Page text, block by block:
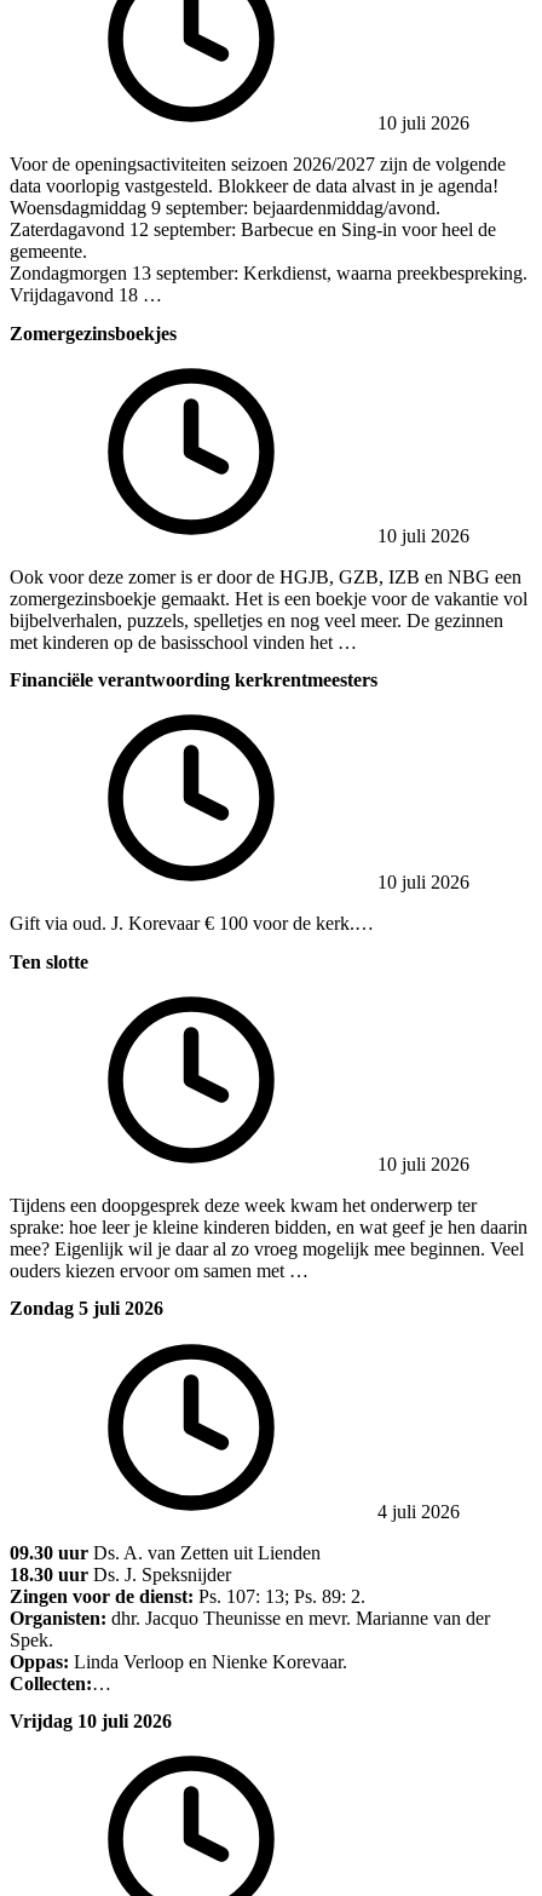
10 juli 2026
Voor de openingsactiviteiten seizoen 2026/2027 zijn de volgende
data voorlopig vastgesteld. Blokkeer de data alvast in je agenda!
Woensdagmiddag 9 september: bejaardenmiddag/avond.
Zaterdagavond 12 september: Barbecue en Sing-in voor heel de
gemeente.
Zondagmorgen 13 september: Kerkdienst, waarna preekbespreking.
Vrijdagavond 18 …
Zomergezinsboekjes
10 juli 2026
Ook voor deze zomer is er door de HGJB, GZB, IZB en NBG een
zomergezinsboekje gemaakt. Het is een boekje voor de vakantie vol
bijbelverhalen, puzzels, spelletjes en nog veel meer. De gezinnen
met kinderen op de basisschool vinden het …
Financiële verantwoording kerkrentmeesters
10 juli 2026
Gift via oud. J. Korevaar € 100 voor de kerk.…
Ten slotte
10 juli 2026
Tijdens een doopgesprek deze week kwam het onderwerp ter
sprake: hoe leer je kleine kinderen bidden, en wat geef je hen daarin
mee? Eigenlijk wil je daar al zo vroeg mogelijk mee beginnen. Veel
ouders kiezen ervoor om samen met …
Zondag 5 juli 2026
4 juli 2026
09.30 uur Ds. A. van Zetten uit Lienden
18.30 uur Ds. J. Speksnijder
Zingen voor de dienst: Ps. 107: 13; Ps. 89: 2.
Organisten: dhr. Jacquo Theunisse en mevr. Marianne van der
Spek.
Oppas: Linda Verloop en Nienke Korevaar.
Collecten:…
Vrijdag 10 juli 2026